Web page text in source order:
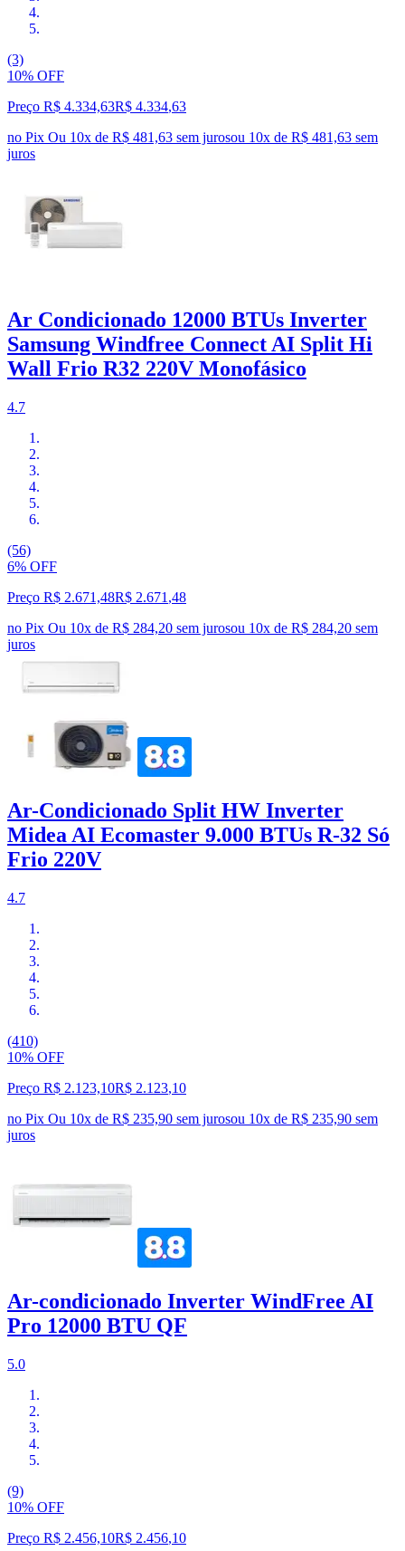
(3)
10% OFF
Preço R$ 4.334,63R$ 4.334,63
no Pix Ou 10x de R$ 481,63 sem jurosou 10x de R$ 481,63 sem
juros
Ar Condicionado 12000 BTUs Inverter
Samsung Windfree Connect AI Split Hi
Wall Frio R32 220V Monofásico
4.7
(56)
6% OFF
Preço R$ 2.671,48R$ 2.671 ,48
no Pix Ou 10x de R$ 284,20 sem jurosou 10x de R$ 284,20 sem
juros
Ar-Condicionado Split HW Inverter
Midea AI Ecomaster 9.000 BTUs R-32 Só
Frio 220V
4.7
(410)
10% OFF
Preço R$ 2.123,10R$ 2.123,10
no Pix Ou 10x de R$ 235,90 sem jurosou 10x de R$ 235,90 sem
juros
Ar-condicionado Inverter WindFree AI
Pro 12000 BTU QF
5.0
(9)
10% OFF
Preço R$ 2.456,10R$ 2.456,10